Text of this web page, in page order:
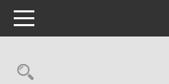
Toggle navigation
Rechercheauswahl